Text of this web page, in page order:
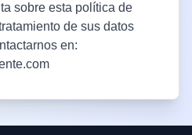
sobre esta política de
de sus datos
en: